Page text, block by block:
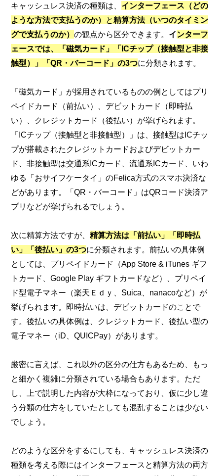
キャッシュレス決済の種類は、 インターフェース（どの
ような方法で支払うのか） と精算方法（いつのタイミン
グで支払うのか）の観点から区分できます。 イ ンターフ
ェースでは、「磁気カード」「ICチップ（接触型と非接
触型）」「QR・バーコード」の3つに分類されます。
「磁気カード」が採用されているものの例としてはプリ
ペイドカード（前払い）、デビットカード（即時払
い）、クレジットカード（後払い）が挙げられます。
「ICチップ（接触型と非接触型）」は、接触型はICチッ
プが搭載されたクレジットカードおよびデビットカー
ド、非接触型は交通系ICカード、流通系ICカード、いわ
ゆる「おサイフケータイ」のFelica方式のスマホ決済な
どがあります。「QR・バーコード」はQRコード決済ア
プリなどが挙げられるでしょう。
次に精算方法ですが、精算方法は「前払い」「即時払
い」「後払い」の3つに分類されます。前払いの具体例
としては、プリペイドカード（App Store & iTunes ギフ
トカード、Google Play ギフトカードなど）、プリペイ
ド型電子マネー（楽天Ｅｄｙ、Suica、nanacoなど）が
挙げられます。即時払いは、デビットカードのことで
す。後払いの具体例は、クレジットカード、後払い型の
電子マネー（iD、QUICPay）があります。
厳密に言えば、これ以外の区分の仕方もあるため、もっ
と細かく複雑に分類されている場合もあります。ただ
し、上で説明した内容が大枠になっており、仮に少し違
う分類の仕方をしていたとしても混乱することは少ない
でしょう。
どのような区分をするにしても、キャッシュレス決済の
種類を考える際にはインターフェースと精算方法の両方